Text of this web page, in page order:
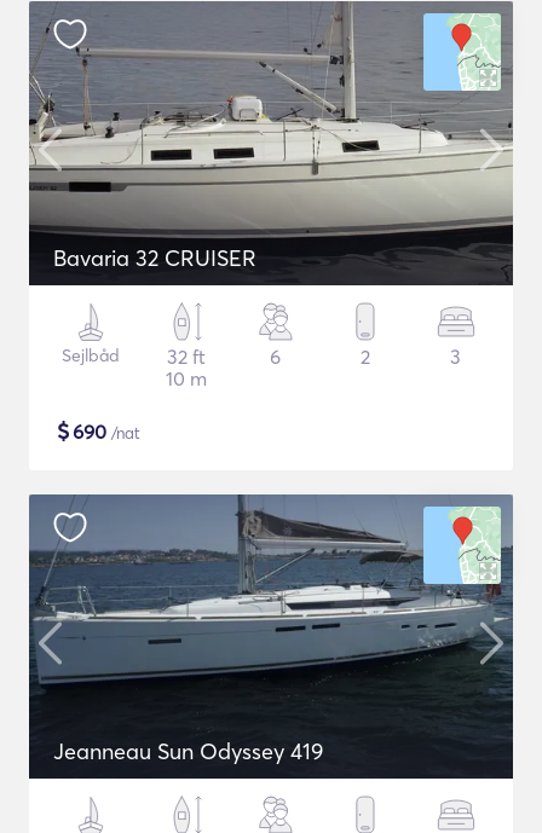
Bavaria 32 CRUISER
Sejlbåd
32 ft
10 m
6 2 3
$690 /nat
Jeanneau Sun Odyssey 419